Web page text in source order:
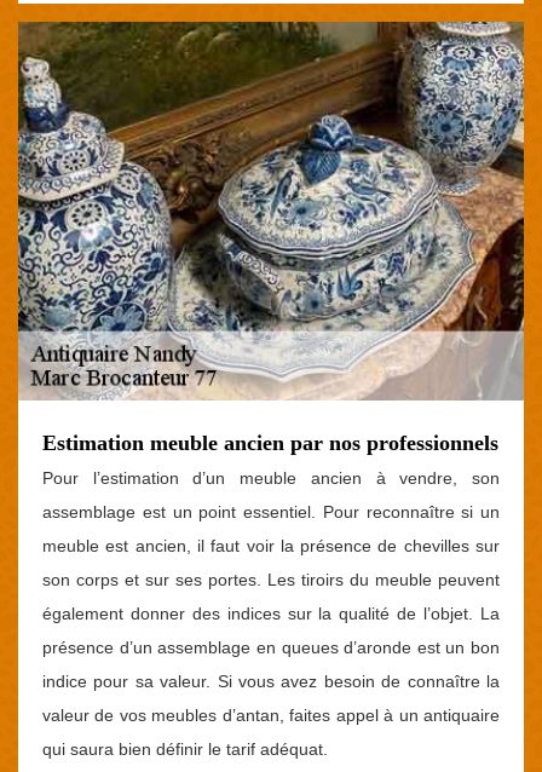
Estimation meuble ancien par nos professionnels
Pour l’estimation d’un meuble ancien à vendre, son
assemblage est un point essentiel. Pour reconnaître si un
meuble est ancien, il faut voir la présence de chevilles sur
son corps et sur ses portes. Les tiroirs du meuble peuvent
également donner des indices sur la qualité de l’objet. La
présence d’un assemblage en queues d’aronde est un bon
indice pour sa valeur. Si vous avez besoin de connaître la
valeur de vos meubles d’antan, faites appel à un antiquaire
qui saura bien définir le tarif adéquat.